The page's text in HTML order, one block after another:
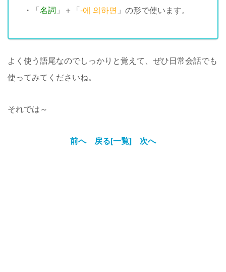
・「名詞 」＋「-에 의하면 」の形で使います。
よく使う語尾なのでしっかりと覚えて、ぜひ日常会話でも
使ってみてくださいね。
それでは～
前へ 戻る[一覧] 次へ